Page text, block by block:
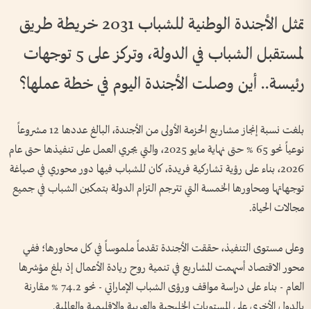
تمثل الأجندة الوطنية للشباب 2031 خريطة طريق
لمستقبل الشباب في الدولة، وتركز على 5 توجهات
رئيسة.. أين وصلت الأجندة اليوم في خطة عملها؟
بلغت نسبة إنجاز مشاريع الحزمة الأولى من الأجندة، البالغ عددها 12 مشروعاً
نوعياً نحو 65 % حتى نهاية مايو 2025، والتي يجري العمل على تنفيذها حتى عام
2026، بناء على رؤية تشاركية فريدة، كان للشباب فيها دور محوري في صياغة
توجهاتها ومحاورها الخمسة التي تترجم التزام الدولة بتمكين الشباب في جميع
مجالات الحياة.
وعلى مستوى التنفيذ، حققت الأجندة تقدماً ملموساً في كل محاورها؛ ففي
محور الاقتصاد أسهمت المشاريع في تنمية روح ريادة الأعمال إذ بلغ مؤشرها
العام - بناء على دراسة مواقف ورؤى الشباب الإماراتي - نحو 74.2 % مقارنة